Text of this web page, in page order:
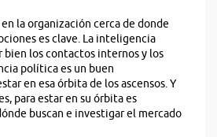
la organización cerca de donde
es clave. La inteligencia
bien los contactos internos y los
política es un buen
en esa órbita de los ascensos. Y
para estar en su órbita es
buscan e investigar el mercado